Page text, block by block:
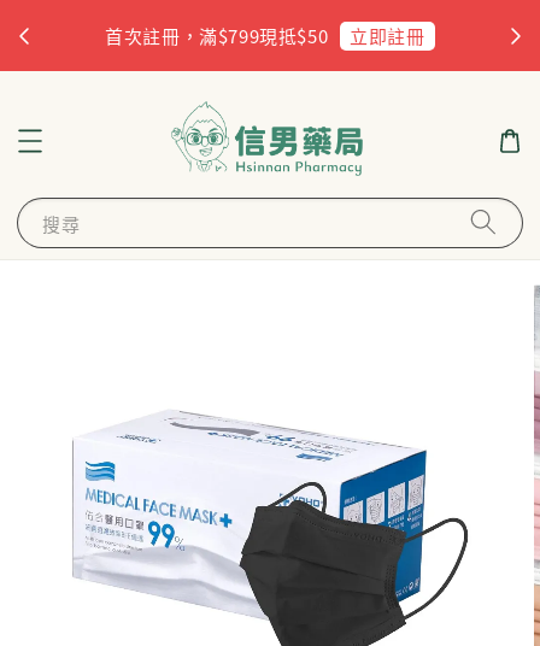
首次註冊，滿$799現抵$50 立即註冊
搜尋